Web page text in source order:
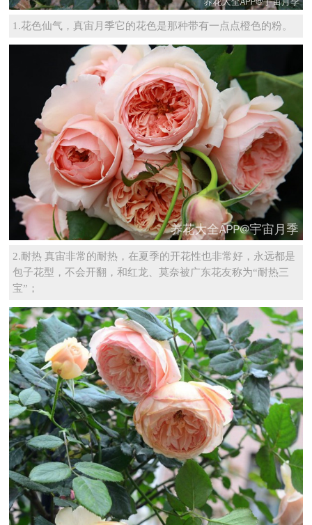
1.花色仙气，真宙月季它的花色是那种带有一点点橙色的粉。
2.耐热 真宙非常的耐热，在夏季的开花性也非常好，永远都是
包子花型，不会开翻，和红龙、莫奈被广东花友称为“耐热三
宝”；